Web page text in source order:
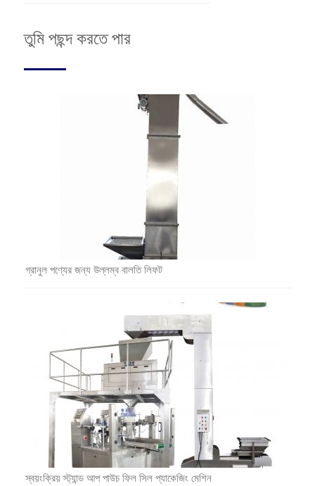
তুমি পছন্দ করতে পার
গ্রানুল পণ্যের জন্য উল্লম্ব বালতি লিফট
স্বয়ংক্রিয় স্ট্যান্ড আপ পাউচ ফিল সিল প্যাকেজিং মেশিন